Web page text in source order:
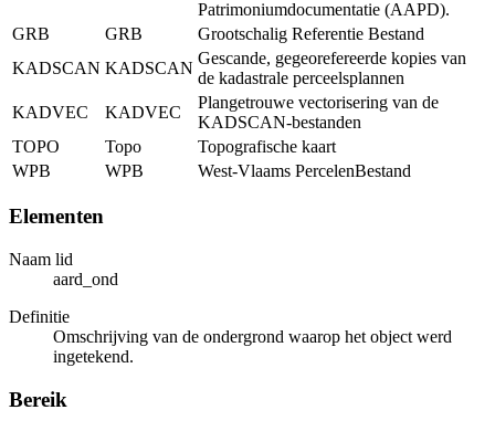
Patrimoniumdocumentatie (AAPD).
GRB
GRB
Grootschalig Referentie Bestand
KADSCAN KADSCAN
Gescande, gegeorefereerde kopies van
de kadastrale perceelsplannen
KADVEC
KADVEC
Plangetrouwe vectorisering van de
KADSCAN-bestanden
TOPO
Topo
Topografische kaart
WPB
WPB West-Vlaams PercelenBestand
Elementen
Naam lid
aard_ond
Definitie
Omschrijving van de ondergrond waarop het object werd
ingetekend.
Bereik